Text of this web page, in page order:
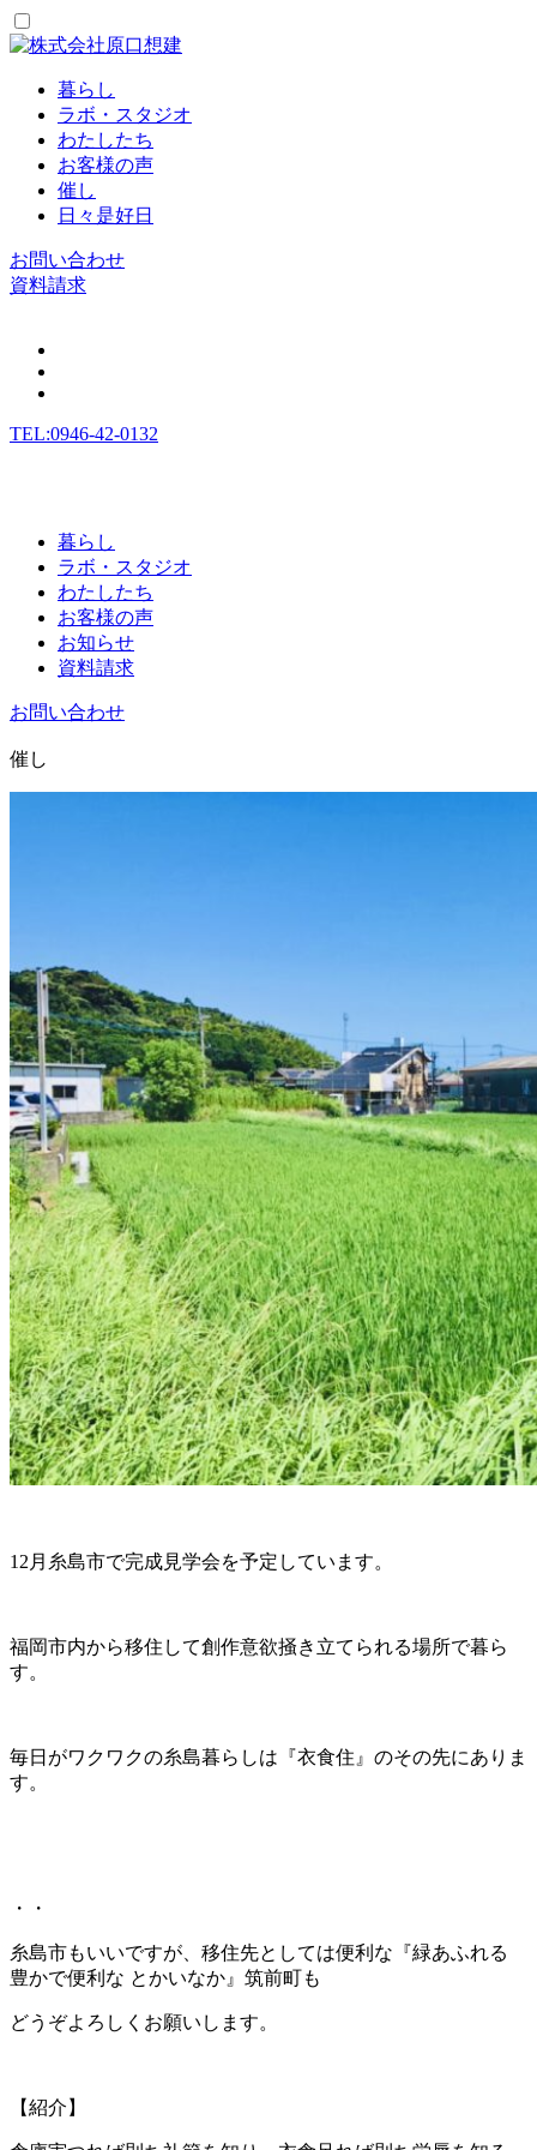
暮らし
ラボ・スタジオ
わたしたち
お客様の声
催し
日々是好日
お問い合わせ
資料請求
TEL:0946-42-0132
暮らし
ラボ・スタジオ
わたしたち
お客様の声
お知らせ
資料請求
お問い合わせ
催し
12月糸島市で完成見学会を予定しています。
福岡市内から移住して創作意欲掻き立てられる場所で暮ら
す。
毎日がワクワクの糸島暮らしは『衣食住』のその先にありま
す。
・・
糸島市もいいですが、移住先としては便利な『緑あふれる
豊かで便利な とかいなか』筑前町も
どうぞよろしくお願いします。
【紹介】